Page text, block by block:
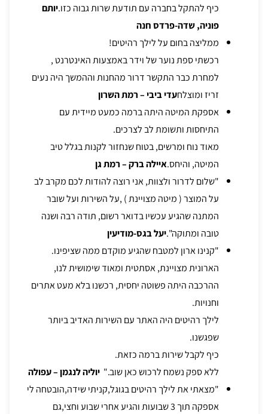
כיף להתקל בחברה עם תודעת שרות גבוה כזו.יותם
פוניה, שדה-פרדס חנה
ממליצה בחום על לילך רהיטים!
רכשתי ספת נוער של וידר באמצעות האינטרנט ,
למחרת כבר התקשר דרור מהחנות וההמשך היה נעים
זריז ומוצלחעדי ביבי – רמת השרון
אספקת המיטה היתה ברמה כמעט מיידית עם
התיחסות ותשומת לב לצרכים.
מאוד נוח ומרשים, בטוח שנחזור לקנות בגלל טיב
המיטה, והיחס.איילה ברק – רמת גן
"שלום לדרור ולצוות, אני רוצה להודות לכם מקרב לב
על המוצר ( מיטה מצויינת ) ,על השירות ועל שובר
המתנה שהגיע עכשיו בדואר רשום, תודה רבה ושנה
טובה ומתוקה".יעל בגס-מודיעין
"קנינו ארון למטבח שהגיע מוקדם ממה שציפינו.
הארונית מצויינת, אסתטית ומאוד שימושית לנו,
ההרכבה היתה פשוטה יחסית, רכשנו בלא מעט אתרים
וחנויות.
לילך רהיטים היה האתר עם השירות האדיב ביותר
שפגשנו.
כיף לקבל שירות ברמה כזאת.
ללא ספק נשמח לרכוש כאן שוב." יוליה לנגמן –עפולה
"מצאתי את לילך רהיטים בגוגל,קניתי שידה,הובטחה לי
אספקה תוך 3 שבועות והגיע אחרי שבוע וחצי,גם